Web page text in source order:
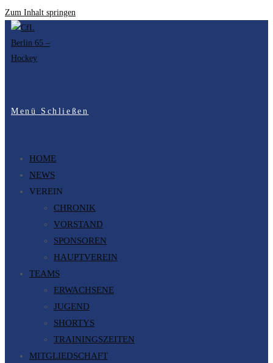
Zum Inhalt springen
Menü Schließen
HOME
NEWS
VEREIN
CHRONIK
VORSTAND
SPONSOREN
HAUPTVEREIN
TEAMS
ERWACHSENE
JUGEND
SHORTYS
TRAININGSZEITEN
MITGLIEDSCHAFT